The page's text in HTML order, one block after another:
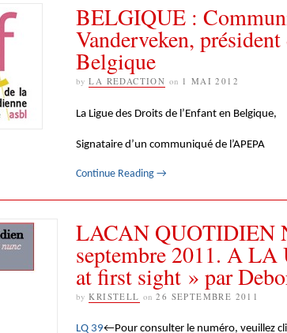
BELGIQUE :
Vanderveken, président
Belgique
by LA REDACTION on 1 MAI 2012
La Ligue des Droits de l’Enfant en Belgique,
Signataire d’un communiqué de l’APEPA
Continue Reading →
LACAN QUOTIDIEN
septembre 2011. A
at first sight » par
by KRISTELL on 26 SEPTEMBRE 2011
LQ 39←Pour consulter le numéro, veuillez